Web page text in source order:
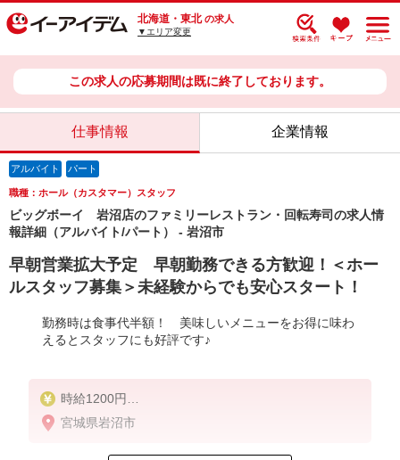
北海道・東北 の求人
▼エリア変更
この求人の応募期間は既に終了しております。
仕事情報 企業情報
アルバイト パート
職種：ホール（カスタマー）スタッフ
ビッグボーイ 岩沼店のファミリーレストラン・回転寿司の求人情
報詳細（アルバイト/パート） - 岩沼市
早朝営業拡大予定 早朝勤務できる方歓迎！＜ホー
ルスタッフ募集＞未経験からでも安心スタート！
勤務時は食事代半額！ 美味しいメニューをお得に味わ
えるとスタッフにも好評です♪
時給1200円
※22:00以降は時給1500円
※高校生時給1200円
宮城県岩沼市